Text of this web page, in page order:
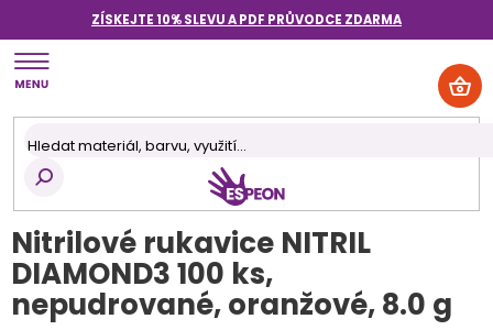
obsah
ZÍSKEJTE 10% SLEVU A PDF PRŮVODCE ZDARMA
Nitrilové rukavice NITRIL
DIAMOND3 100 ks,
nepudrované, oranžové, 8.0 g